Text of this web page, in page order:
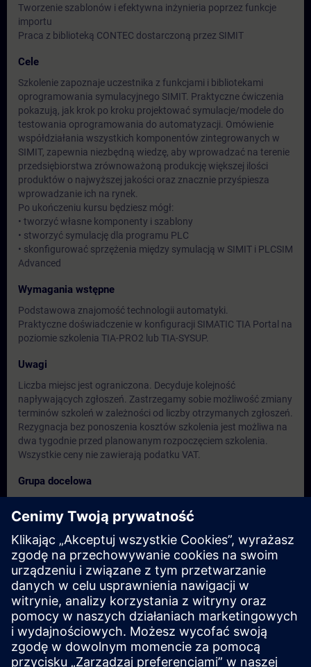
Tworzenie szablonów i efektywna inżynieria poprzez funkcje
importu
Praca z biblioteką CONTEC dostarczoną przez SIMIT
Cele
Szkolenie zapoznaje uczestnika z funkcjami i bibliotekami
oprogramowania symulacyjnego SIMIT. Praktyczne ćwiczenia
pokazują, jak krok po kroku projektować symulacje/modele do
testowania oprogramowania do automatyzacji. Omówienie
współdziałania wszystkich komponentów zintegrowanych w
SIMIT, zapewnia niezbędną wiedzę, aby wprowadzać na terenie
przedsiębiorstwa zrównoważoną produkcję większej ilości
produktów o najwyższej jakości oraz znacznie przyśpiesza
wprowadzanie ich na rynek.
Po ukończeniu kursu będziesz mógł:
• tworzyć własne komponenty i szablony
• stworzyć symulację dla programu PLC
• skonfigurować sprzężenia między symulacją w SIMIT i PLCSIM
Advanced
Wymagania wstępne
Podstawowa znajomość technologii automatyki.
Praktyczne doświadczenie w konfiguracji SIMATIC TIA Portal na
poziomie szkolenia TIA-PRO2 lub TIA-SYSUP.
Uwagi
Liczba miejsc jest ograniczona. Decyduje kolejność
napływających zgłoszeń. Zastrzegamy sobie możliwość zmiany
terminów szkoleń w zależności od liczby otrzymanych zgłoszeń.
Rezygnacja bez ponoszenia kosztów szkolenia jest możliwa na
dwa tygodnie przed planowanym rozpoczęciem szkolenia.
Wszystkie ceny nie zawierają podatku VAT.
Grupa docelowa
Pracownicy projektu
Inżynierowie ds. konfiguracji
Terminy i rejestracja
Obecnie brak dostępnych wydarzeń
Zapisz się na listę rezerwową i otrzymaj powiadomienie, gdy
tylko pojawią się nowe daty.